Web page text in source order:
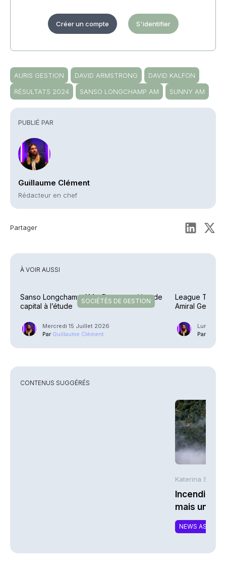
PUBLIÉ PAR
Guillaume Clément
Rédacteur en chef
Partager
Créer un compte S'identifier
AURIS GESTION DAVID ARMSTRONG
DAVID KALFON
RÉSULTATS 2024
SANSO LONGCHAMP AM SUNNY AM
À VOIR AUSSI
SOCIÉTÉS DE GESTION
Sanso Longchamp AM – Recomposition de
capital à l’étude
Mercredi 15 Juillet 2026
Par Guillaume Clément
League Table
Amiral Gestion
Lundi 1
Par
CONTENUS SUGGÉRÉS
Katerina
Incendies :
mais une
NEWS